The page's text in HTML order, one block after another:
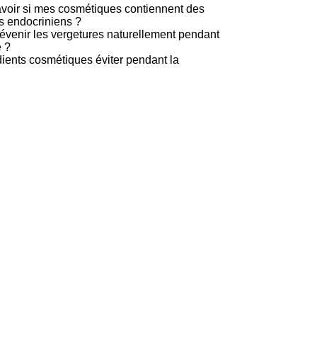
si mes cosmétiques contiennent des
endocriniens ?
les vergetures naturellement pendant
?
cosmétiques éviter pendant la